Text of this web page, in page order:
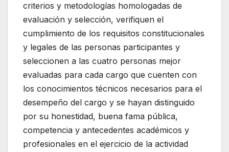
criterios y metodologías homologadas de
evaluación y selección, verifiquen el
cumplimiento de los requisitos constitucionales
y legales de las personas participantes y
seleccionen a las cuatro personas mejor
evaluadas para cada cargo que cuenten con
los conocimientos técnicos necesarios para el
desempeño del cargo y se hayan distinguido
por su honestidad, buena fama pública,
competencia y antecedentes académicos y
profesionales en el ejercicio de la actividad